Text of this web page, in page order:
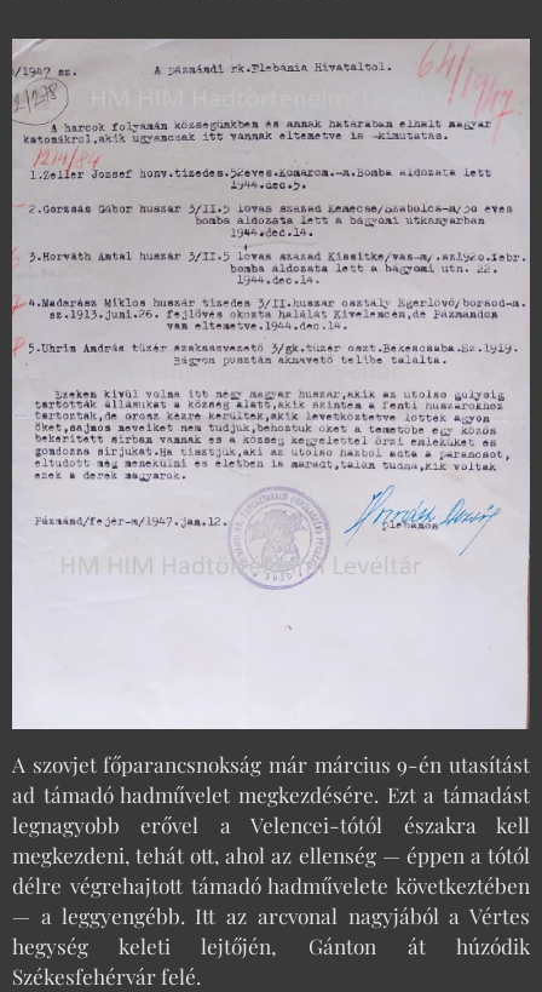
A szovjet főparancsnokság már március 9-én utasítást
ad támadó hadművelet megkezdésére. Ezt a támadást
legnagyobb erővel a Velencei-tótól északra kell
megkezdeni, tehát ott, ahol az ellenség — éppen a tótól
délre végrehajtott támadó hadművelete következtében
— a leggyengébb. Itt az arcvonal nagyjából a Vértes
hegység keleti lejtőjén, Gánton át húzódik
Székesfehérvár felé.